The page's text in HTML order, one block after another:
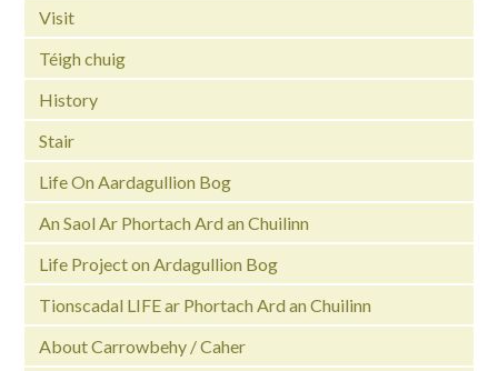
Visit
Téigh chuig
History
Stair
Life On Aardagullion Bog
An Saol Ar Phortach Ard an Chuilinn
Life Project on Ardagullion Bog
Tionscadal LIFE ar Phortach Ard an Chuilinn
About Carrowbehy / Caher